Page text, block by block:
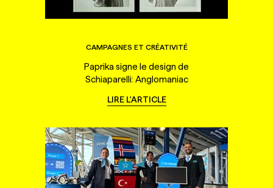
CAMPAGNES ET CRÉATIVITÉ
Paprika signe le design de
Schiaparelli: Anglomaniac
LIRE L'ARTICLE